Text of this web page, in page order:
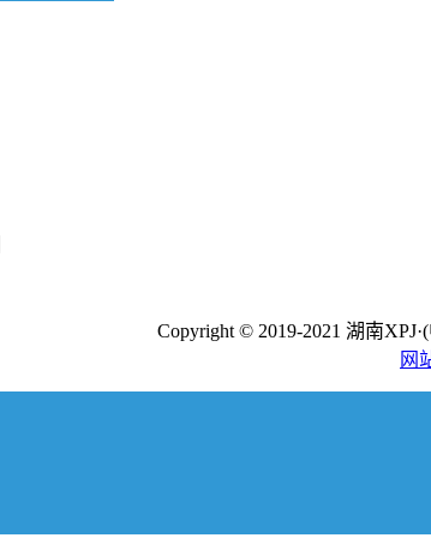
Copyright © 2019-2021 湖南
网